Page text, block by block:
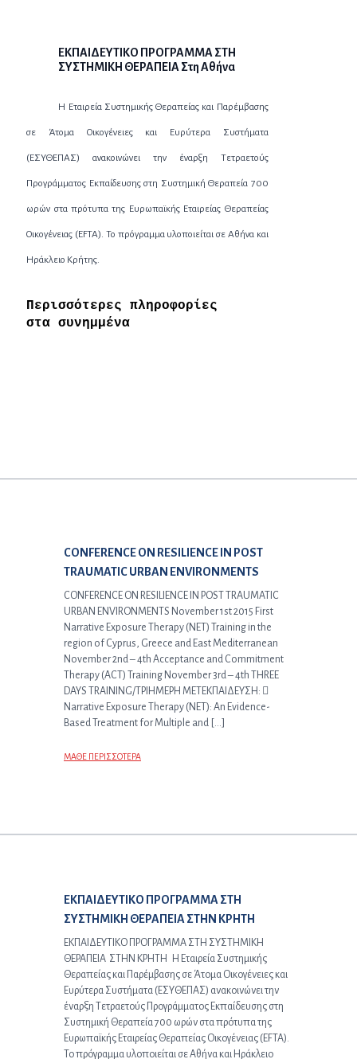
ΕΚΠΑΙΔΕΥΤΙΚΟ ΠΡΟΓΡΑΜΜΑ ΣΤΗ
ΣΥΣΤΗΜΙΚΗ ΘΕΡΑΠΕΙΑ Στη Αθήνα
Η Εταιρεία Συστημικής Θεραπείας και Παρέμβασης
σε Άτομα Οικογένειες και Ευρύτερα Συστήματα
(ΕΣΥΘΕΠΑΣ) ανακοινώνει την έναρξη Τετραετούς
Προγράμματος Εκπαίδευσης στη Συστημική Θεραπεία 700
ωρών στα πρότυπα της Ευρωπαϊκής Εταιρείας Θεραπείας
Οικογένειας (EFTA). Το πρόγραμμα υλοποιείται σε Αθήνα και
Ηράκλειο Κρήτης.
Περισσότερες πληροφορίες
στα συνημμένα
Προηγούμενο άρθρο:
CONFERENCE ON RESILIENCE IN POST
TRAUMATIC URBAN ENVIRONMENTS
CONFERENCE ON RESILIENCE IN POST TRAUMATIC
URBAN ENVIRONMENTS November 1st 2015 First
Narrative Exposure Therapy (NET) Training in the
region of Cyprus, Greece and East Mediterranean
November 2nd – 4th Acceptance and Commitment
Therapy (ACT) Training November 3rd – 4th THREE
DAYS TRAINING/ΤΡΙΗΜΕΡΗ ΜΕΤΕΚΠΑΙΔΕΥΣΗ: 
Narrative Exposure Therapy (NET): An Evidence-
Based Treatment for Multiple and […]
ΜΑΘΕ ΠΕΡΙΣΣΟΤΕΡΑ
Επόμενο άρθρο:
ΕΚΠΑΙΔΕΥΤΙΚΟ ΠΡΟΓΡΑΜΜΑ ΣΤΗ
ΣΥΣΤΗΜΙΚΗ ΘΕΡΑΠΕΙΑ ΣΤΗΝ ΚΡΗΤΗ
ΕΚΠΑΙΔΕΥΤΙΚΟ ΠΡΟΓΡΑΜΜΑ ΣΤΗ ΣΥΣΤΗΜΙΚΗ
ΘΕΡΑΠΕΙΑ ΣΤΗΝ ΚΡΗΤΗ Η Εταιρεία Συστημικής
Θεραπείας και Παρέμβασης σε Άτομα Οικογένειες και
Ευρύτερα Συστήματα (ΕΣΥΘΕΠΑΣ) ανακοινώνει την
έναρξη Τετραετούς Προγράμματος Εκπαίδευσης στη
Συστημική Θεραπεία 700 ωρών στα πρότυπα της
Ευρωπαϊκής Εταιρείας Θεραπείας Οικογένειας (EFTA).
Το πρόγραμμα υλοποιείται σε Αθήνα και Ηράκλειο